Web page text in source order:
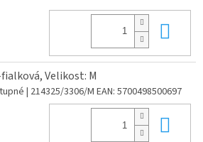
Velikost: M
| 214325/3306/M EAN: 5700498500697